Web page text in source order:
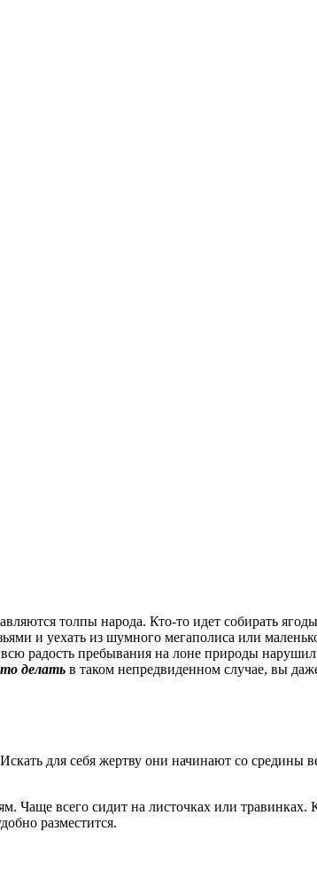
толпы народа. Кто-то идет собирать
и уехать из шумного мегаполиса или
радость пребывания на лоне природы
делать в таком непредвиденном случае, вы
для себя жертву они начинают со средины
Чаще всего сидит на листочках или травинках.
разместится.